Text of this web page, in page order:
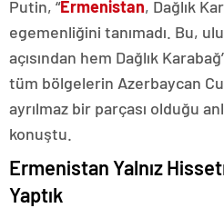
Putin, “Ermenistan, Dağlık
egemenliğini tanımadı. Bu,
açısından hem Dağlık
tüm bölgelerin Azerbaycan
ayrılmaz bir parçası olduğu
konuştu.
Ermenistan Yalnız
Yaptık